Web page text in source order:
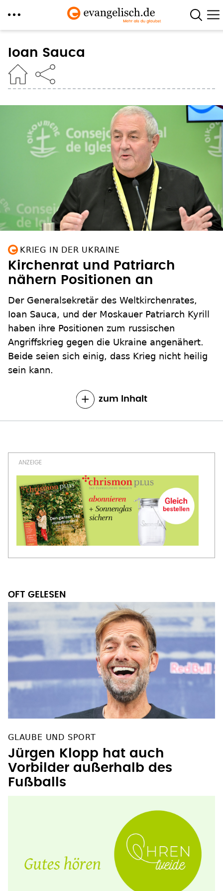
zum
Inhalt
Ioan Sauca
KRIEG IN DER UKRAINE
Kirchenrat und Patriarch
nähern Positionen an
Der Generalsekretär des Weltkirchenrates,
Ioan Sauca, und der Moskauer Patriarch Kyrill
haben ihre Positionen zum russischen
Angriffskrieg gegen die Ukraine angenähert.
Beide seien sich einig, dass Krieg nicht heilig
sein kann.
zum Inhalt
OFT GELESEN
GLAUBE UND SPORT
Jürgen Klopp hat auch
Vorbilder außerhalb des
Fußballs